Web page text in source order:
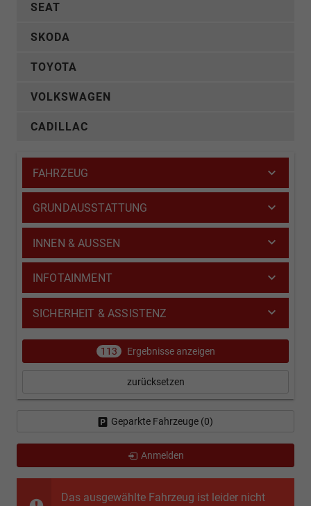
Das ausgewählte Fahrzeug ist leider nicht
SEAT
SKODA
TOYOTA
VOLKSWAGEN
CADILLAC
FAHRZEUG
GRUNDAUSSTATTUNG
INNEN & AUSSEN
INFOTAINMENT
SICHERHEIT & ASSISTENZ
113 Ergebnisse anzeigen
zurücksetzen
Geparkte Fahrzeuge (0)
Anmelden